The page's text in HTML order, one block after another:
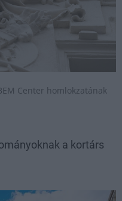
Center homlokzatának
a kortárs